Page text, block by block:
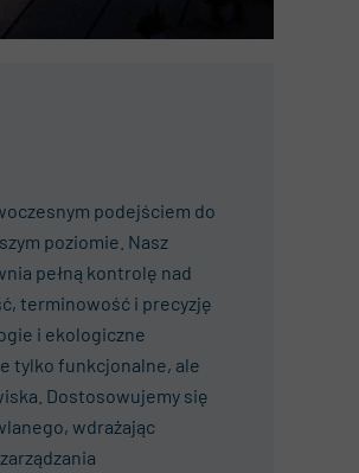
podejściem do
poziomie. Nasz
pełną kontrolę nad
terminowość i precyzję
i ekologiczne
tylko funkcjonalne, ale
Dostosowujemy się
wdrażając